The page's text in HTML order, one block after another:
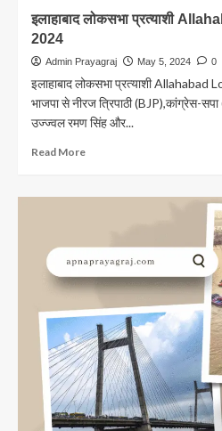
इलाहाबाद लोकसभा प्रत्याशी
2024
Admin Prayagraj May 5, 2024 0
इलाहाबाद लोकसभा प्रत्याशी
भाजपा से नीरज त्रिपाठी (BJP),कांग्रेस-
उज्ज्वल रमण सिंह और...
Read MoreRead
इलाहाबाद
Allahabad
Lok
Sabha
2024